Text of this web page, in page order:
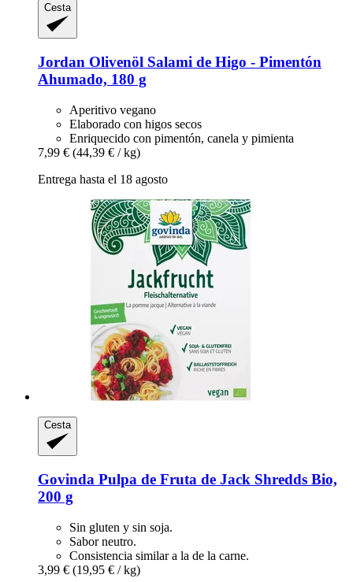
Cesta
Jordan Olivenöl Salami de Higo -​ Pimentón
Ahumado, 180 g
Aperitivo vegano
Elaborado con higos secos
Enriquecido con pimentón, canela y pimienta
7,99 € (44,39 € / kg)
Entrega hasta el 18 agosto
Cesta
Govinda Pulpa de Fruta de Jack Shredds Bio,
200 g
Sin gluten y sin soja.
Sabor neutro.
Consistencia similar a la de la carne.
3,99 € (19,95 € / kg)